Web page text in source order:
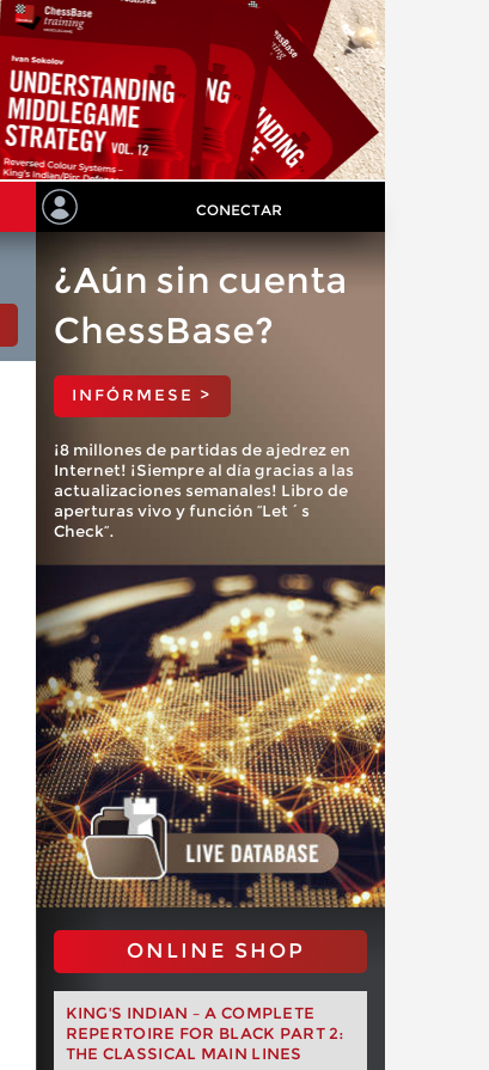
CONECTAR
¿Aún sin cuenta
ChessBase?
INFÓRMESE >
¡8 millones de partidas de ajedrez en
Internet! ¡Siempre al día gracias a las
actualizaciones semanales! Libro de
aperturas vivo y función “Let´s
Check”.
ONLINE SHOP
KING'S INDIAN – A COMPLETE
REPERTOIRE FOR BLACK PART 2:
THE CLASSICAL MAIN LINES